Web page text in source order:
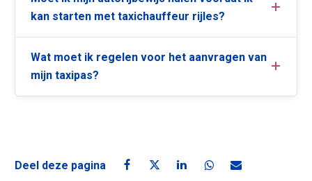
kan starten met taxichauffeur rijles?
Wat moet ik regelen voor het aanvragen van
mijn taxipas?
Deel deze pagina
Deel deze pagina op Facebook
Deel deze pagina op X
Deel deze pagina op
Deel deze pagina
Deel deze